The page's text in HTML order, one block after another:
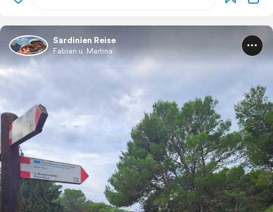
Sardinien Reise
Fabian u. Martina